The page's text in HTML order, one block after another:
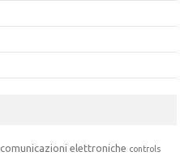
comunicazioni elettroniche controls